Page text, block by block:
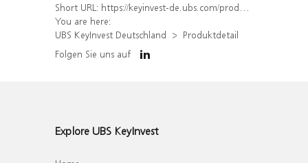
Short URL: https://keyinvest-de.ubs.com/produkt/detail/index/isin/DE000UH3EPL7
You are here:
UBS KeyInvest Deutschland
Produktdetail
Folgen Sie uns auf
Explore UBS KeyInvest